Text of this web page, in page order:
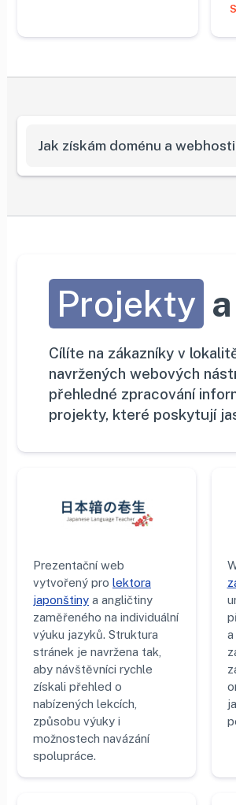
Jak získám doménu a
Projekty
Cílíte na zákazníky v
navržených webových
přehledné zpracování
projekty, které poskytují
Prezentační web
vytvořený pro lektora
japonštiny a angličtiny
zaměřeného na individuální
výuku jazyků. Struktura
stránek je navržena tak,
aby návštěvníci rychle
získali přehled o
nabízených lekcích,
způsobu výuky i
možnostech navázání
spolupráce.
a